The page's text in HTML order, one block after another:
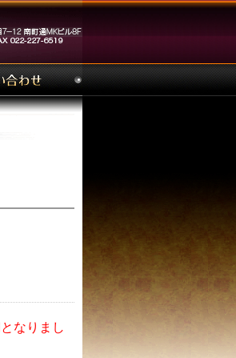
なりまし